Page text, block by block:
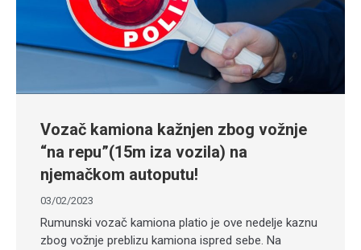
Vozač kamiona kažnjen zbog vožnje
“na repu”(15m iza vozila) na
njemačkom autoputu!
03/02/2023
Rumunski vozač kamiona platio je ove nedelje kaznu
zbog vožnje preblizu kamiona ispred sebe. Na